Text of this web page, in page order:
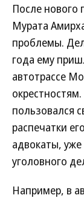
После нового
Мурата
проблемы.
года ему
автотрассе
пользовался
распечатки
адвокаты,
уголовного
Например, в